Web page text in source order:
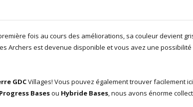
fois au cours des améliorations, sa couleur devient
Archers est devenue disponible et vous avez une possibilité
GDCVillages! Vous pouvez également trouver facilement ici
Basesou Hybride Bases, nous avons énorme